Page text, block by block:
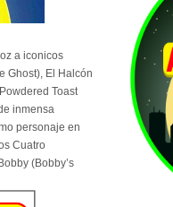
a iconicos
Ghost), El Halcón
Toast
inmensa
personaje en
Cuatro
(Bobby’s